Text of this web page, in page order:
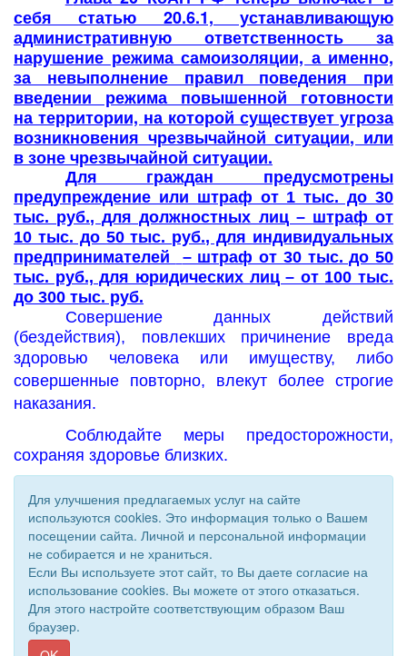
себя статью 20.6.1, устанавливающую
административную ответственность за
нарушение режима самоизоляции, а именно,
за невыполнение правил поведения при
введении режима повышенной готовности
на территории, на которой существует угроза
возникновения чрезвычайной ситуации, или
в зоне чрезвычайной ситуации.
Для граждан предусмотрены
предупреждение или штраф от 1 тыс. до 30
тыс. руб., для должностных лиц – штраф от
10 тыс. до 50 тыс. руб., для индивидуальных
предпринимателей
– штраф от 30 тыс. до 50
тыс. руб., для юридических лиц – от 100 тыс.
до 300 тыс. руб.
Совершение данных действий
(бездействия), повлекших причинение вреда
здоровью человека или имуществу, либо
совершенные повторно, влекут более строгие
наказания.
Соблюдайте меры предосторожности,
сохраняя здоровье близких.
© 2011 - 2026 Уполномоченный по правам человека. Все
права защищены.
Сайт создан при поддержке «
Для улучшения предлагаемых услуг на сайте
используются cookies. Это информация только о Вашем
посещении сайта. Личной и персональной информации
не собирается и не храниться.
Если Вы используете этот сайт, то Вы даете согласие на
использование cookies. Вы можете от этого отказаться.
Для этого настройте соответствующим образом Ваш
браузер.